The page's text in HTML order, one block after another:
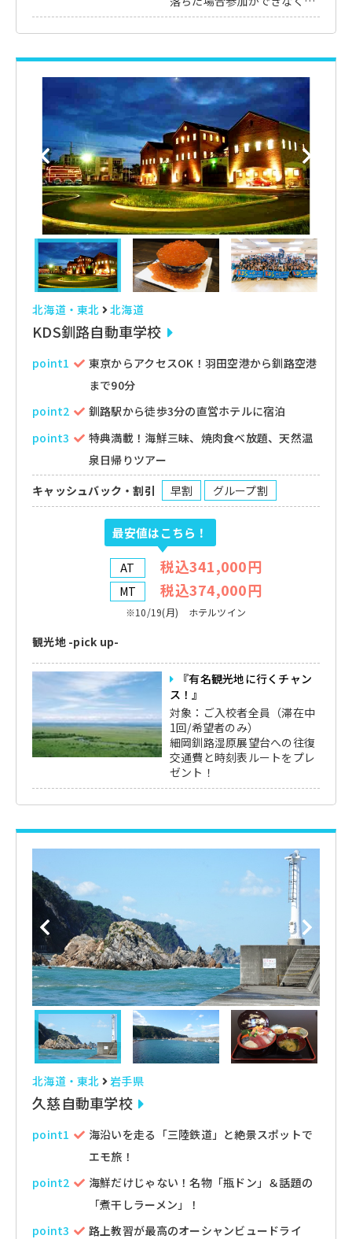
る可能性がございます。)
※ゴルフコース1ラウンドの
フコース送迎2回付き※冬季
除く）
北海道・東北 北海道
KDS釧路自動車学校
point1
東京からアクセスOK！羽田空港から釧路空港
まで90分
point2
釧路駅から徒歩3分の直営ホテルに宿泊
point3
特典満載！海鮮三昧、焼肉食べ放題、天然温
泉日帰りツアー
キャッシュバック・割引
早割 グループ割
最安値はこちら！
AT 税込341,000円
MT 税込374,000円
※10/19(月) ホテルツイン
観光地 -pick up-
『有名観光地に行くチャン
ス！』
対象：ご入校者全員（滞在中
1回/希望者のみ）
細岡釧路湿原展望台への往復
交通費と時刻表ルートをプレ
ゼント！
北海道・東北 岩手県
久慈自動車学校
point1
海沿いを走る「三陸鉄道」と絶景スポットで
エモ旅！
point2
海鮮だけじゃない！名物「瓶ドン」＆話題の
「煮干しラーメン」！
point3
路上教習が最高のオーシャンビュードライ